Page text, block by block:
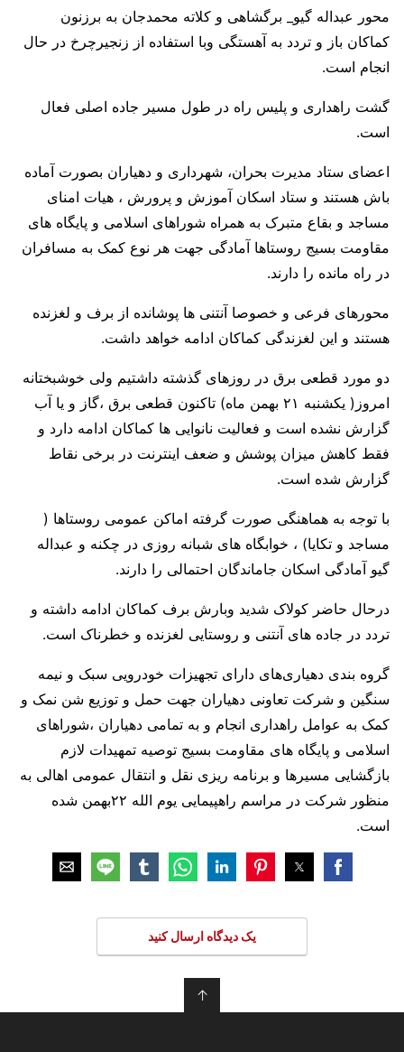
محور عبداله گیو_ برگشاهی و کلاته محمدجان به برزنون
کماکان باز و تردد به آهستگی وبا استفاده از زنجیرچرخ در حال
انجام است.
گشت راهداری و پلیس راه در طول مسیر جاده اصلی فعال
است.
اعضای ستاد مدیرت بحران، شهرداری و دهیاران بصورت آماده
باش هستند و ستاد اسکان آموزش و پرورش ، هیات امنای
مساجد و بقاع متبرک به همراه شوراهای اسلامی و پایگاه های
مقاومت بسیج روستاها آمادگی جهت هر نوع کمک به مسافران
در راه مانده را دارند.
محورهای فرعی و خصوصا آنتنی ها پوشانده از برف و لغزنده
هستند و این لغزندگی کماکان ادامه خواهد داشت.
دو مورد قطعی برق در روزهای گذشته داشتیم ولی خوشبختانه
امروز( یکشنبه ۲۱ بهمن ماه) تاکنون قطعی برق ،گاز و یا آب
گزارش نشده است و فعالیت نانوایی ها کماکان ادامه دارد و
فقط کاهش میزان پوشش و ضعف اینترنت در برخی نقاط
گزارش شده است.
با توجه به هماهنگی صورت گرفته اماکن عمومی روستاها (
مساجد و تکایا) ، خوابگاه های شبانه روزی در چکنه و عبداله
گیو آمادگی اسکان جاماندگان احتمالی را دارند.
درحال حاضر کولاک شدید وبارش برف کماکان ادامه داشته و
تردد در جاده های آنتنی و روستایی لغزنده و خطرناک است.
گروه بندی دهیاری‌های دارای تجهیزات خودرویی سبک و نیمه
سنگین و شرکت تعاونی دهیاران جهت حمل و توزیع شن نمک و
کمک به عوامل راهداری انجام و به تمامی دهیاران ،شوراهای
اسلامی و پایگاه های مقاومت بسیج توصیه تمهیدات لازم
بازگشایی مسیرها و برنامه ریزی نقل و انتقال عمومی اهالی به
منظور شرکت در مراسم راهپیمایی یوم الله ۲۲بهمن شده
است.
یک دیدگاه ارسال کنید
↑